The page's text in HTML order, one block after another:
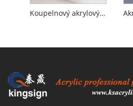
Koupelnový akrylový plech